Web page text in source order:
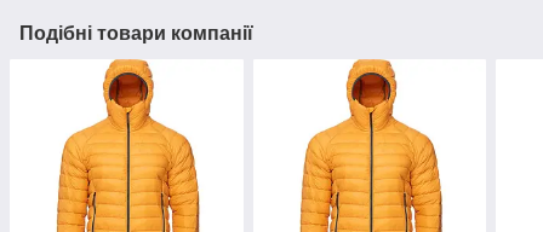
Подібні товари компанії